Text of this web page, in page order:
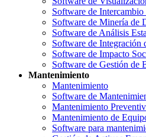
Software de
Software de Minería de
Software de Análisis
Software de Integración
Software de Impacto
Software de Gestión de
Mantenimiento
Mantenimiento
Software de
Mantenimiento
Mantenimiento de
Software para